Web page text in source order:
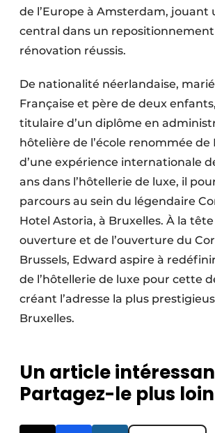
de l’Europe à Amsterdam, jouant
central dans un
rénovation réussis.
De nationalité néerlandaise,
Française et père de deux
titulaire d’un diplôme en
hôtelière de l’école renommée de
d’une expérience internationale
ans dans l’hôtellerie de luxe, il
parcours au sein du légendaire
Hotel Astoria, à Bruxelles. À la
ouverture et de l’ouverture du
Brussels, Edward aspire à
de l’hôtellerie de luxe pour cette
créant l’adresse la plus
Bruxelles.
Un article
Partagez-le plus